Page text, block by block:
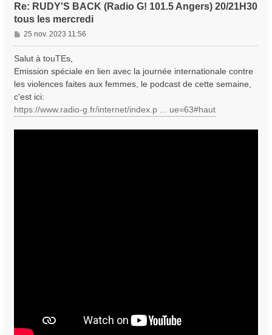
Re: RUDY'S BACK (Radio G! 101.5 Angers) 20/21H30
tous les mercredi
M
e
a
g
e
25 nov. 2023 11:56
Salut à touTEs,
Emission spéciale en lien avec la journée internationale contre
les violences faites aux femmes, le podcast de cette semaine,
c'est ici:
https://www.radio-g.fr/internet/index.p ... ue=63#haut